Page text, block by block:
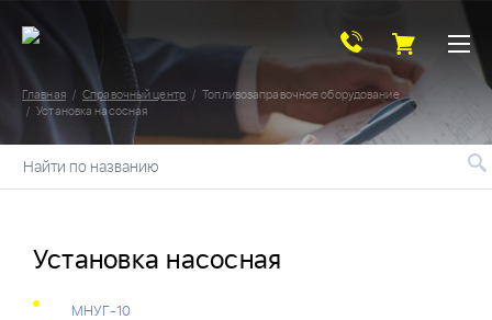
Главная Справочный центр
Топливозаправочное оборудование
Установка насосная
Найти по названию
Установка насосная
МНУГ-10